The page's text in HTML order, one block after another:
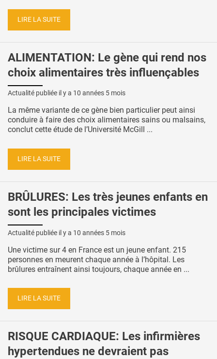
LIRE LA SUITE
ALIMENTATION: Le gène qui rend nos
choix alimentaires très influençables
Actualité publiée il y a 10 années 5 mois
La même variante de ce gène bien particulier peut ainsi
conduire à faire des choix alimentaires sains ou malsains,
conclut cette étude de l’Université McGill ...
LIRE LA SUITE
BRÛLURES: Les très jeunes enfants en
sont les principales victimes
Actualité publiée il y a 10 années 5 mois
Une victime sur 4 en France est un jeune enfant. 215
personnes en meurent chaque année à l’hôpital. Les
brûlures entraînent ainsi toujours, chaque année en ...
LIRE LA SUITE
RISQUE CARDIAQUE: Les infirmières
hypertendues ne devraient pas